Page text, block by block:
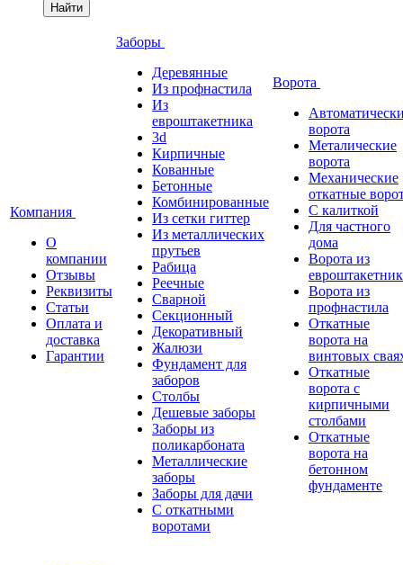
Найти
Компания
О
компании
Отзывы
Реквизиты
Статьи
Оплата и
доставка
Гарантии
Заборы
Деревянные
Из профнастила
Из
евроштакетника
3d
Кирпичные
Кованные
Бетонные
Комбинированные
Из сетки гиттер
Из металлических
прутьев
Рабица
Реечные
Сварной
Секционный
Декоративный
Жалюзи
Фундамент для
заборов
Столбы
Дешевые заборы
Заборы из
поликарбоната
Металлические
заборы
Заборы для дачи
С откатными
воротами
Ворота
ворота
Металические
ворота
Механические
откатные
С калиткой
Для частного
дома
Ворота из
Ворота из
профнастила
Откатные
ворота на
винтовых
Откатные
ворота с
кирпичными
столбами
Откатные
ворота на
бетонном
фундаменте